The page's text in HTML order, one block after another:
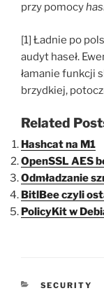
przy pomocy
[1] Ładnie po
audyt haseł.
łamanie funkcji
brzydkiej,
Related
Hashcat na M1
OpenSSL AES
Odmładzanie
BitlBee czyli
PolicyKit w
KATEGORIE
SECURITY